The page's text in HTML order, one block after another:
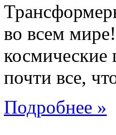
во всем
почти все,
Подробнее »